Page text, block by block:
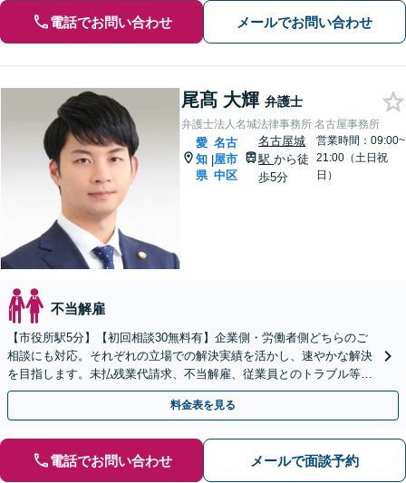
電話でお問い合わせ メールでお問い合わせ
尾髙 大輝 弁護士
弁護士法人名城法律事務所 名古屋事務所
愛
知
県
|
名古
屋市
中区
名古屋城
駅から徒
歩5分
営業時間：09:00~
21:00（土日祝
日）
不当解雇
【市役所駅5分】【初回相談30無料有】企業側・労働者側どちらのご
相談にも対応。それぞれの立場での解決実績を活かし、速やかな解決
を目指します。未払残業代請求、不当解雇、従業員とのトラブル等は
お任せ下さい。顧問弁護士業務にも注力【土日祝対応可】
料金表を見る
電話でお問い合わせ メールで面談予約